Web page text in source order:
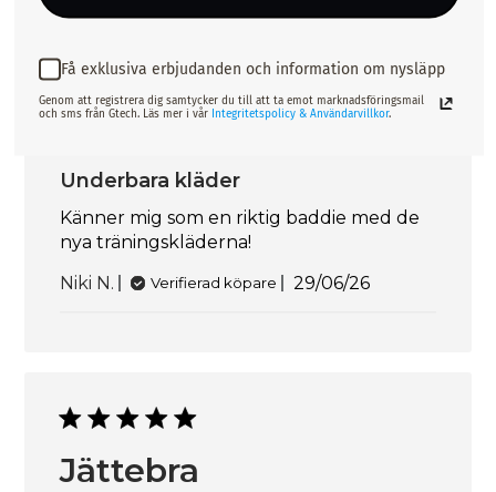
Underbara kläder
Känner mig som en riktig baddie med de
nya träningskläderna!
Niki N.
Verifierad köpare 29/06/26
Jättebra
Få exklusiva erbjudanden och information om nysläpp
Genom att registrera dig samtycker du till att ta emot marknadsföringsmail
och sms från Gtech. Läs mer i vår Integritetspolicy & Användarvillkor.